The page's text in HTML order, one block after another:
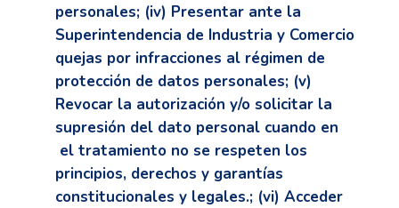
personales; (iv) Presentar ante la
Superintendencia de Industria y Comercio
quejas por infracciones al régimen de
protección de datos personales; (v)
Revocar la autorización y/o solicitar la
supresión del dato personal cuando en
el tratamiento no se respeten los
principios, derechos y garantías
constitucionales y legales.; (vi) Acceder